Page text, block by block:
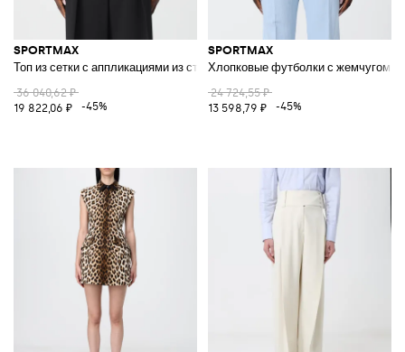
SPORTMAX
Топ из сетки с аппликациями из страз
36 040,62 ₽
19 822,06 ₽
-45%
SPORTMAX
Хлопковые футболки с жемчугом
24 724,55 ₽
13 598,79 ₽
-45%